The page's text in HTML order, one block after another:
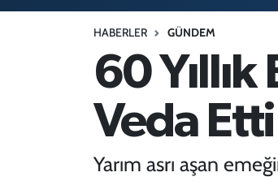
HABERLER GÜNDEM
60
Veda Etti
Yarım asrı aşan
ULUSAL
SİYASET
Haber Arşivi